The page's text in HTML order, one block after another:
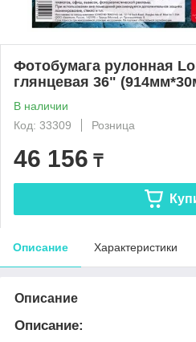
Фотобумага рулонная
глянцевая 36"
В наличии
Код: 33309
Розница
46 156 ₸
Описание Характеристики
Описание
Описание: